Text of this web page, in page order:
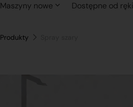
Maszyny nowe Dostępne od ręki
Produkty